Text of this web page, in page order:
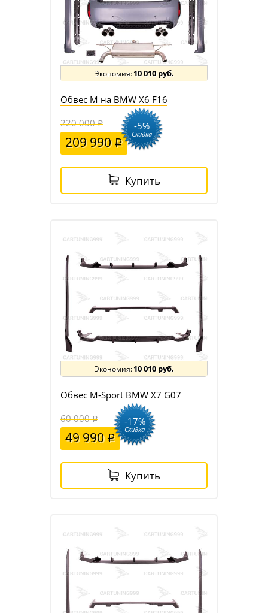
10 010 руб.
Обвес M на BMW X6 F16
220 000
209 990
-5%
Скидка
Купить
10 010 руб.
Обвес M-Sport BMW X7 G07
60 000
49 990
-17%
Скидка
Купить